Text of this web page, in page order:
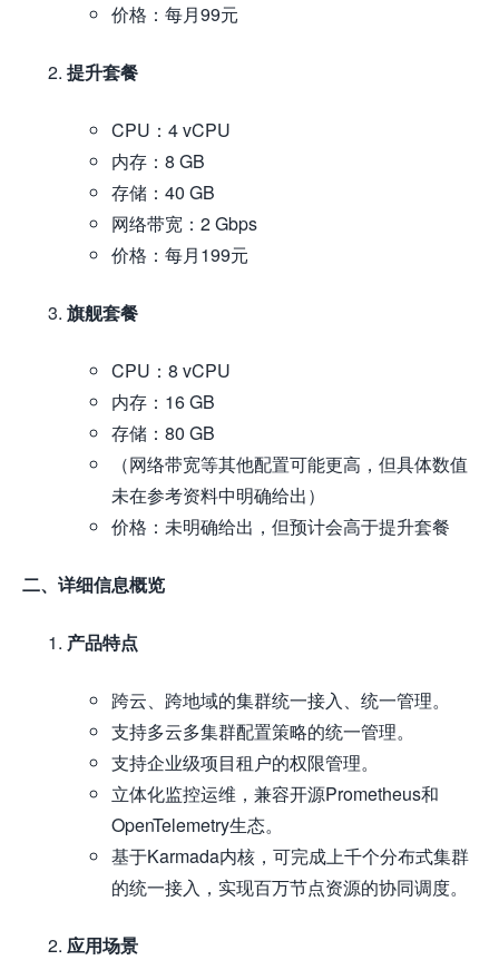
价格：每月99元
提升套餐
CPU：4 vCPU
内存：8 GB
存储：40 GB
网络带宽：2 Gbps
价格：每月199元
旗舰套餐
CPU：8 vCPU
内存：16 GB
存储：80 GB
（网络带宽等其他配置可能更高，但具体数值
未在参考资料中明确给出）
价格：未明确给出，但预计会高于提升套餐
二、详细信息概览
产品特点
跨云、跨地域的集群统一接入、统一管理。
支持多云多集群配置策略的统一管理。
支持企业级项目租户的权限管理。
立体化监控运维，兼容开源Prometheus和
OpenTelemetry生态。
基于Karmada内核，可完成上千个分布式集群
的统一接入，实现百万节点资源的协同调度。
应用场景